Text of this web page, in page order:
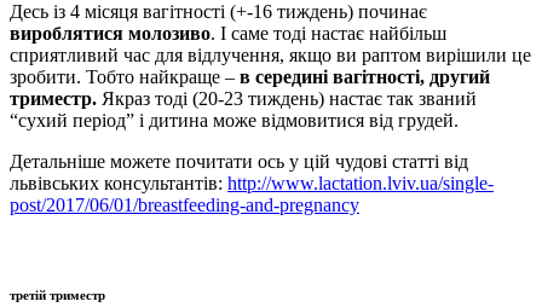
Десь із 4 місяця вагітності (+-16 тиждень) починає
вироблятися молозиво. І саме тоді настає найбільш
сприятливий час для відлучення, якщо ви раптом вирішили це
зробити. Тобто найкраще – в середині вагітності, другий
триместр. Якраз тоді (20-23 тиждень) настає так званий
“сухий період” і дитина може відмовитися від грудей.
Детальніше можете почитати ось у цій чудові статті від
львівських консультантів: http://www.lactation.lviv.ua/single-
post/2017/06/01/breastfeeding-and-pregnancy
третій триместр